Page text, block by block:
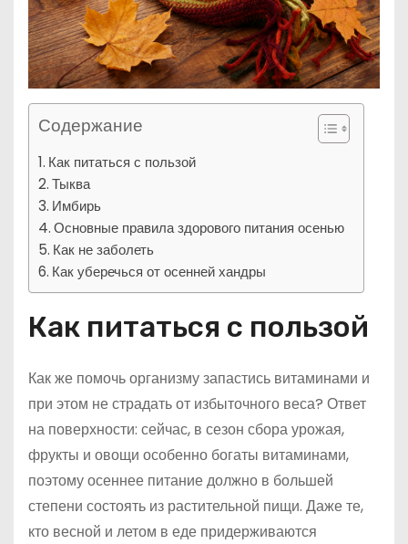
Содержание
Как питаться с пользой
Тыква
Имбирь
Основные правила здорового питания осенью
Как не заболеть
Как уберечься от осенней хандры
Как питаться с пользой
Как же помочь организму запастись витаминами и
при этом не страдать от избыточного веса? Ответ
на поверхности: сейчас, в сезон сбора урожая,
фрукты и овощи особенно богаты витаминами,
поэтому осеннее питание должно в большей
степени состоять из растительной пищи. Даже те,
кто весной и летом в еде придерживаются